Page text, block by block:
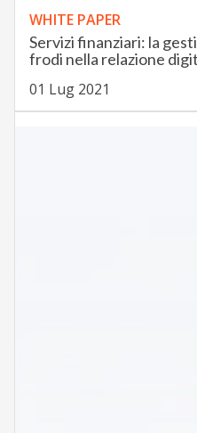
WHITE PAPER
Servizi finanziari: la
frodi nella relazione
01 Lug 2021